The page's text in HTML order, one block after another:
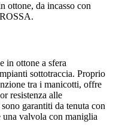
ottone, da incasso con
in ottone a sfera
sottotraccia. Proprio
tra i manicotti, offre
resistenza alle
garantiti da tenuta con
valvola con maniglia